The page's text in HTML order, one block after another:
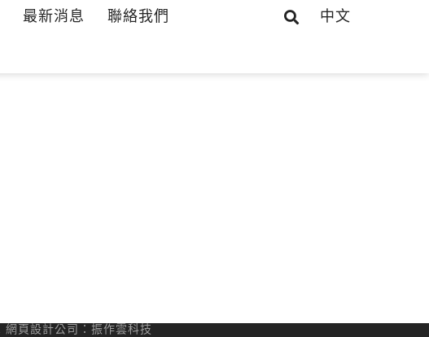
最新消息 聯絡我們 中文
網頁設計公司 ：振作雲科技